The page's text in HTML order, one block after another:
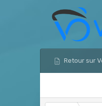
Retour sur